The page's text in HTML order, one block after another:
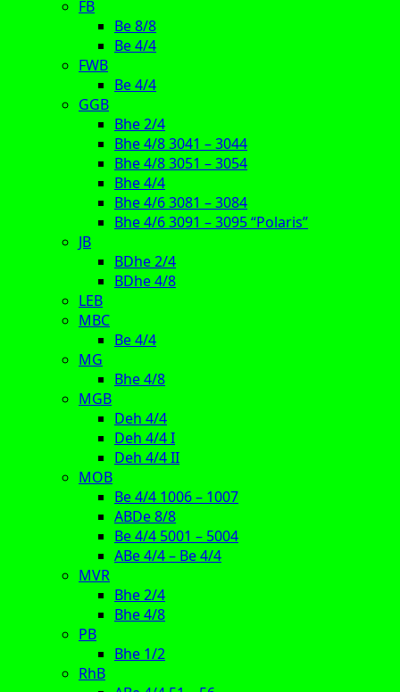
FB
Be 8/8
Be 4/4
FWB
Be 4/4
GGB
Bhe 2/4
Bhe 4/8 3041 – 3044
Bhe 4/8 3051 – 3054
Bhe 4/4
Bhe 4/6 3081 – 3084
Bhe 4/6 3091 – 3095 “Polaris”
JB
BDhe 2/4
BDhe 4/8
LEB
MBC
Be 4/4
MG
Bhe 4/8
MGB
Deh 4/4
Deh 4/4 I
Deh 4/4 II
MOB
Be 4/4 1006 – 1007
ABDe 8/8
Be 4/4 5001 – 5004
ABe 4/4 – Be 4/4
MVR
Bhe 2/4
Bhe 4/8
PB
Bhe 1/2
RhB